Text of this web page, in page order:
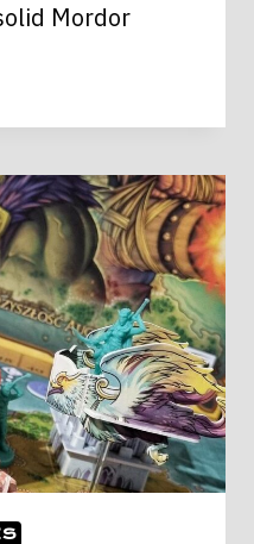
Mordor